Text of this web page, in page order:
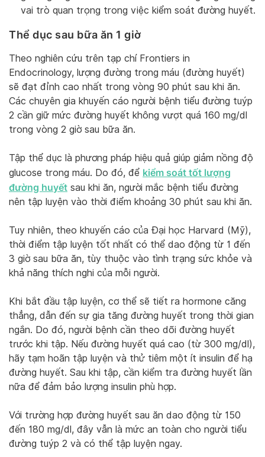
vai trò quan trọng trong việc kiểm soát đường huyết.
Thể dục sau bữa ăn 1 giờ
Theo nghiên cứu trên tạp chí Frontiers in
Endocrinology, lượng đường trong máu (đường huyết)
sẽ đạt đỉnh cao nhất trong vòng 90 phút sau khi ăn.
Các chuyên gia khuyến cáo người bệnh tiểu đường tuýp
2 cần giữ mức đường huyết không vượt quá 160 mg/dl
trong vòng 2 giờ sau bữa ăn.
Tập thể dục là phương pháp hiệu quả giúp giảm nồng độ
glucose trong máu. Do đó, để kiểm soát tốt lượng
đường huyết sau khi ăn, người mắc bệnh tiểu đường
nên tập luyện vào thời điểm khoảng 30 phút sau khi ăn.
Tuy nhiên, theo khuyến cáo của Đại học Harvard (Mỹ),
thời điểm tập luyện tốt nhất có thể dao động từ 1 đến
3 giờ sau bữa ăn, tùy thuộc vào tình trạng sức khỏe và
khả năng thích nghi của mỗi người.
Khi bắt đầu tập luyện, cơ thể sẽ tiết ra hormone căng
thẳng, dẫn đến sự gia tăng đường huyết trong thời gian
ngắn. Do đó, người bệnh cần theo dõi đường huyết
trước khi tập. Nếu đường huyết quá cao (từ 300 mg/dl),
hãy tạm hoãn tập luyện và thử tiêm một ít insulin để hạ
đường huyết. Sau khi tập, cần kiểm tra đường huyết lần
nữa để đảm bảo lượng insulin phù hợp.
Với trường hợp đường huyết sau ăn dao động từ 150
đến 180 mg/dl, đây vẫn là mức an toàn cho người tiểu
đường tuýp 2 và có thể tập luyện ngay.